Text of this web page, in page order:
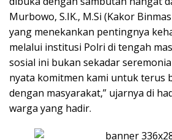
Murbowo, S.IK., M.Si (Kakor
yang menekankan pentingnya
melalui institusi Polri di tengah
sosial ini bukan sekadar
nyata komitmen kami untuk terus
dengan masyarakat,” ujarnya di
warga yang hadir.